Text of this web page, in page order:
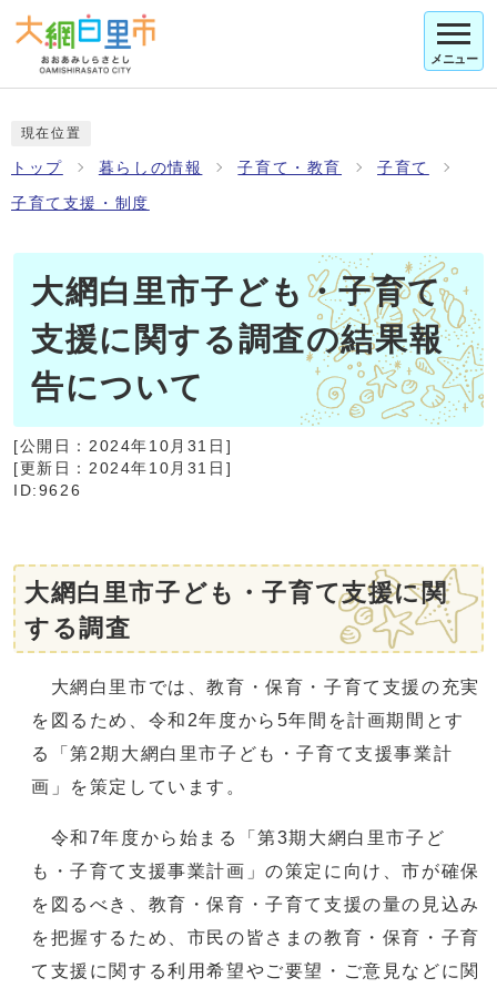
メニュー
現在位置
トップ 暮らしの情報 子育て・教育 子育て
子育て支援・制度
大網白里市子ども・子育て
支援に関する調査の結果報
告について
[公開日： 2024年10月31日 ]
[更新日： 2024年10月31日 ]
ID:9626
大網白里市子ども・子育て支援に関
する調査
大網白里市では、教育・保育・子育て支援の充実
を図るため、令和2年度から5年間を計画期間とす
る「第2期大網白里市子ども・子育て支援事業計
画」を策定しています。
令和7年度から始まる「第3期大網白里市子ど
も・子育て支援事業計画」の策定に向け、市が確保
を図るべき、教育・保育・子育て支援の量の見込み
を把握するため、市民の皆さまの教育・保育・子育
て支援に関する利用希望やご要望・ご意見などに関